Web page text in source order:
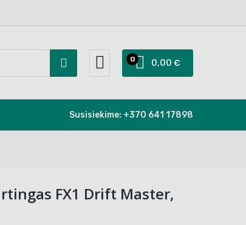
0,00 €
0
Susisiekime: +370 641 17898
FX1 Drift Master,